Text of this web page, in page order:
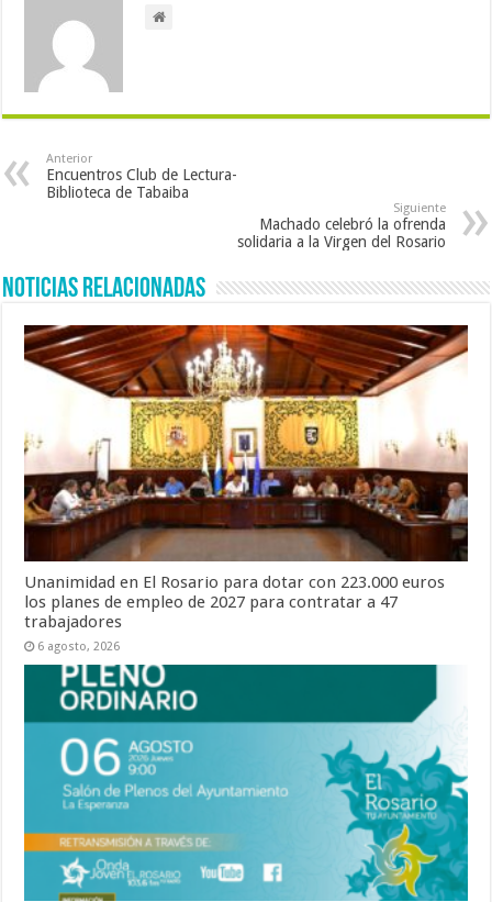
Anterior
Encuentros Club de Lectura-
Biblioteca de Tabaiba
Siguiente
Machado celebró la ofrenda
solidaria a la Virgen del Rosario
Noticias Relacionadas
Unanimidad en El Rosario para dotar con 223.000 euros
los planes de empleo de 2027 para contratar a 47
trabajadores
6 agosto, 2026